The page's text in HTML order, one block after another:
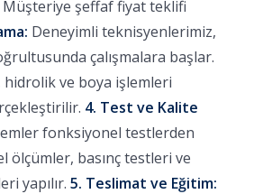
Müşteriye şeffaf fiyat teklifi
Deneyimli teknisyenlerimiz,
çalışmalara başlar.
ve boya işlemleri
4. Test ve Kalite
fonksiyonel testlerden
ölçümler, basınç testleri ve
yapılır. 5. Teslimat ve Eğitim: